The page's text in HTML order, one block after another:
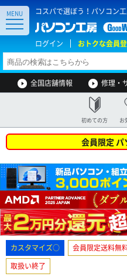
コスパで選ぼう！パソコン工
ログイン おトクな会員登
MENU
全国店舗情報 修理・
初めての方 お
会員限定 パ
カスタマイズ○ 会員限定送料無
取扱い終了